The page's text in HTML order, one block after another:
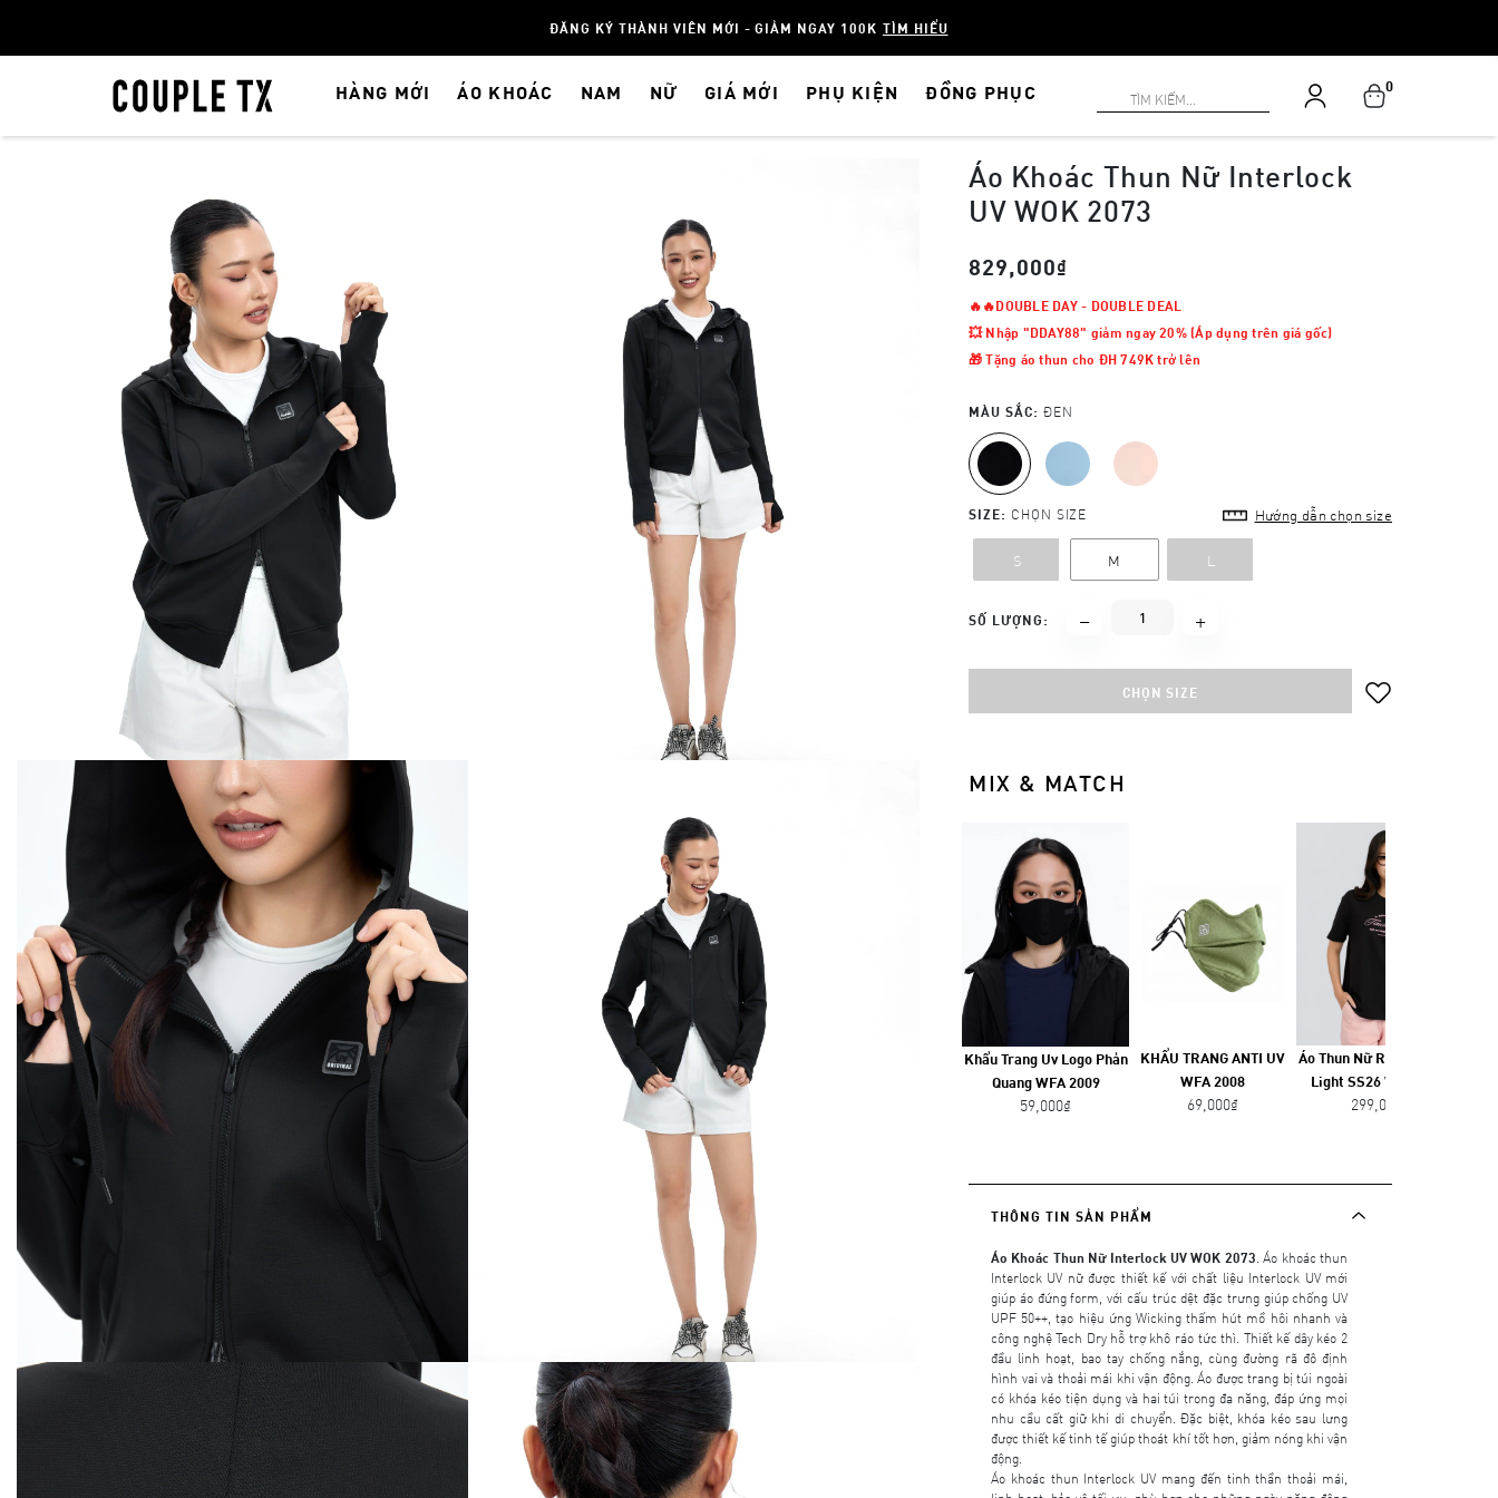
ĐĂNG KÝ THÀNH VIÊN MỚI - GIẢM NGAY 100K TÌM HIỂU
HÀNG MỚI ÁO KHOÁC NAM NỮ GIÁ MỚI PHỤ KIỆN ĐỒNG PHỤC 0
Áo Khoác Thun Nữ Interlock
UV WOK 2073
829,000₫
🔥🔥DOUBLE DAY - DOUBLE DEAL
💥 Nhập "DDAY88" giảm ngay 20% (Áp dụng trên giá gốc)
🎁 Tặng áo thun cho ĐH 749K trở lên
MÀU SẮC: ĐEN
SIZE: CHỌN SIZE Hướng dẫn chọn size
S M L
SỐ LƯỢNG:
CHỌN SIZE
MIX & MATCH
Khẩu Trang Uv Logo Phản
Quang WFA 2009
59,000₫
KHẨU TRANG ANTI UV
WFA 2008
69,000₫
Áo Thun Nữ Relax Tender
Light SS26 WTS 2530
299,000₫
THÔNG TIN SẢN PHẨM
Áo Khoác Thun Nữ Interlock UV WOK 2073 . Áo khoác thun
Interlock UV nữ được thiết kế với chất liệu Interlock UV mới
giúp áo đứng form, với cấu trúc dệt đặc trưng giúp chống UV
UPF 50++, tạo hiệu ứng Wicking thấm hút mồ hôi nhanh và
công nghệ Tech Dry hỗ trợ khô ráo tức thì. Thiết kế dây kéo 2
đầu linh hoạt, bao tay chống nắng, cùng đường rã đô định
hình vai và thoải mái khi vận động. Áo được trang bị túi ngoài
có khóa kéo tiện dụng và hai túi trong đa năng, đáp ứng mọi
nhu cầu cất giữ khi di chuyển. Đặc biệt, khóa kéo sau lưng
được thiết kế tinh tế giúp thoát khí tốt hơn, giảm nóng khi vận
động.
Áo khoác thun Interlock UV mang đến tinh thần thoải mái,